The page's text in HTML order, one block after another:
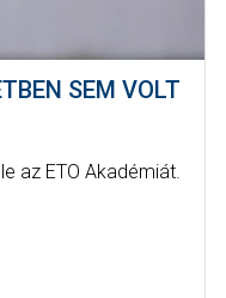
SEM VOLT
az ETO Akadémiát.